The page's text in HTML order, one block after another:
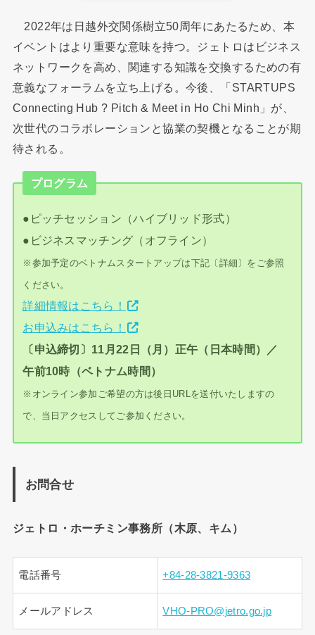
2022年は日越外交関係樹立50周年にあたるため、本
イベントはより重要な意味を持つ。ジェトロはビジネス
ネットワークを高め、関連する知識を交換するための有
意義なフォーラムを立ち上げる。今後、「STARTUPS
Connecting Hub ? Pitch & Meet in Ho Chi Minh」が、
次世代のコラボレーションと協業の契機となることが期
待される。
プログラム
●ピッチセッション（ハイブリッド形式）
●ビジネスマッチング（オフライン）
※参加予定のベトナムスタートアップは下記〔詳細〕をご参照
ください。
詳細情報はこちら！
お申込みはこちら！
〔申込締切〕11月22日（月）正午（日本時間）／
午前10時（ベトナム時間）
※オンライン参加ご希望の方は後日URLを送付いたしますの
で、当日アクセスしてご参加ください。
お問合せ
ジェトロ・ホーチミン事務所（木原、キム）
電話番号 +84-28-3821-9363
メールアドレス VHO-PRO@jetro.go.jp